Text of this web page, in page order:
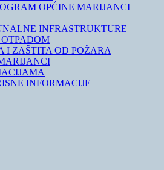
OPĆINE MARIJANCI
INFRASTRUKTURE
I ZAŠTITA OD POŽARA
INFORMACIJE